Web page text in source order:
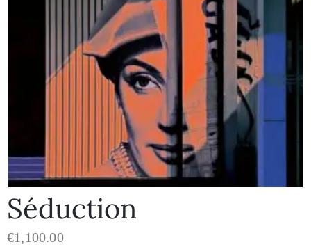
Séduction
€1,100.00